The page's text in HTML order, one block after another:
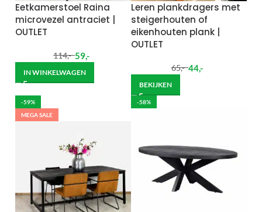
Eetkamerstoel Raina
microvezel antraciet |
OUTLET
114,- 59,-
IN WINKELWAGEN
Leren plankdragers met
steigerhouten of
eikenhouten plank |
OUTLET
65,- 44,-
BEKIJKEN
-59%
MEGA SALE
-58%